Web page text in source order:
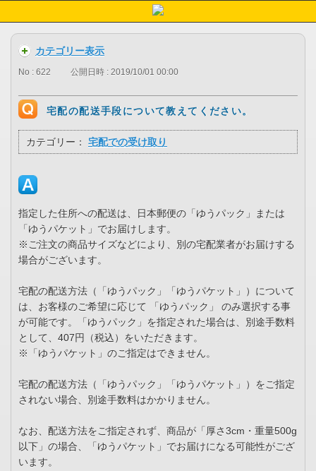
カテゴリー表示
No : 622 公開日時 : 2019/10/01 00:00
宅配の配送手段について教えてください。
カテゴリー： 宅配での受け取り
指定した住所への配送は、日本郵便の「ゆうパック」または
「ゆうパケット」でお届けします。
※ご注文の商品サイズなどにより、別の宅配業者がお届けする
場合がございます。
宅配の配送方法（「ゆうパック」「ゆうパケット」）について
は、お客様のご希望に応じて 「ゆうパック」 のみ選択する事
が可能です。「ゆうパック」を指定された場合は、別途手数料
として、407円（税込）をいただきます。
※「ゆうパケット」のご指定はできません。
宅配の配送方法（「ゆうパック」「ゆうパケット」）をご指定
されない場合、別途手数料はかかりません。
なお、配送方法をご指定されず、商品が「厚さ3cm・重量500g
以下」の場合、「ゆうパケット」でお届けになる可能性がござ
います。